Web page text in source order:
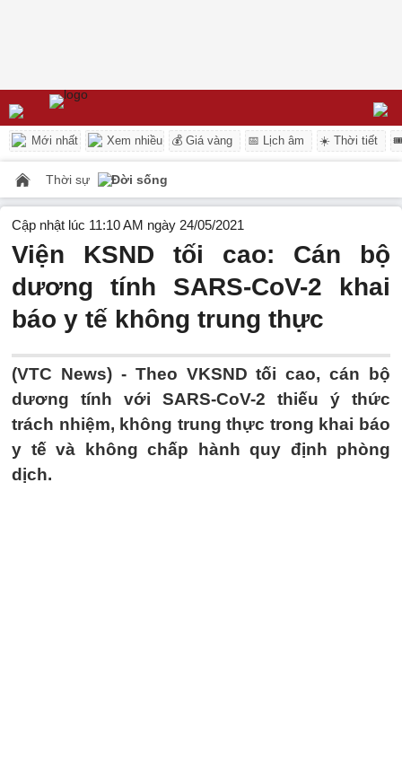
Mới nhất Xem nhiều 💰 Giá vàng 📅 Lịch âm ☀️ Thời tiết
Thời sự Đời sống
Cập nhật lúc 11:10 AM ngày 24/05/2021
Viện KSND tối cao: Cán bộ
dương tính SARS-CoV-2 khai
báo y tế không trung thực
(VTC News) - Theo VKSND tối cao, cán bộ
dương tính với SARS-CoV-2 thiếu ý thức
trách nhiệm, không trung thực trong khai báo
y tế và không chấp hành quy định phòng
dịch.